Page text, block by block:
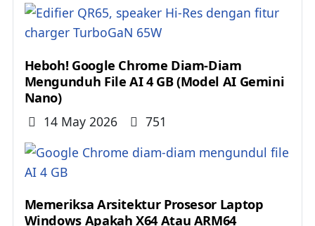
Heboh! Google Chrome Diam-Diam
Mengunduh File AI 4 GB (Model AI Gemini
Nano)
Details
14 May 2026 751
Memeriksa Arsitektur Prosesor Laptop
Windows Apakah X64 Atau ARM64